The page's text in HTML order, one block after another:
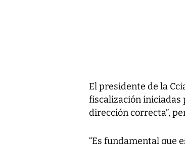
El presidente de la
fiscalización iniciadas
dirección correcta”,
“Es fundamental que